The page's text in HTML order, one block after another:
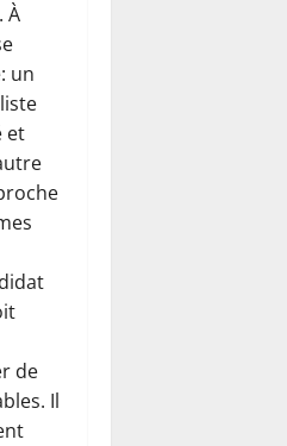
À
un
et
de
Il